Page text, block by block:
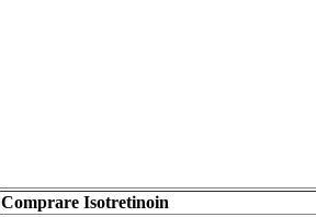
Comprare Isotretinoin